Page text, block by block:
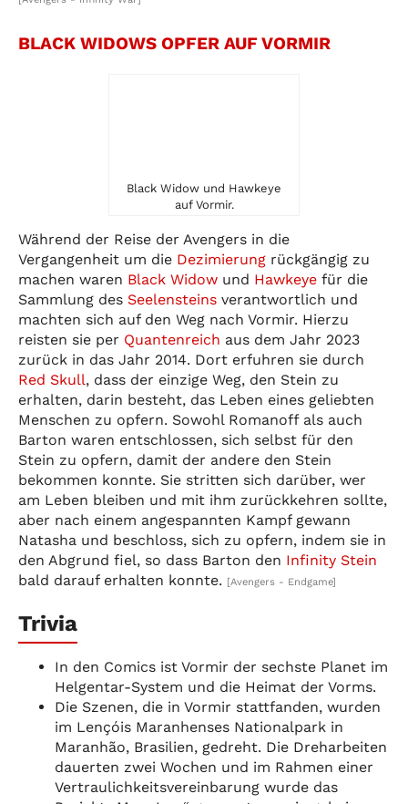
BLACK WIDOWS OPFER AUF VORMIR
Black Widow und Hawkeye
auf Vormir.
Während der Reise der Avengers in die
Vergangenheit um die Dezimierung rückgängig zu
machen waren Black Widow und Hawkeye für die
Sammlung des Seelensteins verantwortlich und
machten sich auf den Weg nach Vormir. Hierzu
reisten sie per Quantenreich aus dem Jahr 2023
zurück in das Jahr 2014. Dort erfuhren sie durch
Red Skull, dass der einzige Weg, den Stein zu
erhalten, darin besteht, das Leben eines geliebten
Menschen zu opfern. Sowohl Romanoff als auch
Barton waren entschlossen, sich selbst für den
Stein zu opfern, damit der andere den Stein
bekommen konnte. Sie stritten sich darüber, wer
am Leben bleiben und mit ihm zurückkehren sollte,
aber nach einem angespannten Kampf gewann
Natasha und beschloss, sich zu opfern, indem sie in
den Abgrund fiel, so dass Barton den Infinity Stein
bald darauf erhalten konnte. [Avengers - Endgame]
Trivia
In den Comics ist Vormir der sechste Planet im
Helgentar-System und die Heimat der Vorms.
Die Szenen, die in Vormir stattfanden, wurden
im Lençóis Maranhenses Nationalpark in
Maranhão, Brasilien, gedreht. Die Dreharbeiten
dauerten zwei Wochen und im Rahmen einer
Vertraulichkeitsvereinbarung wurde das